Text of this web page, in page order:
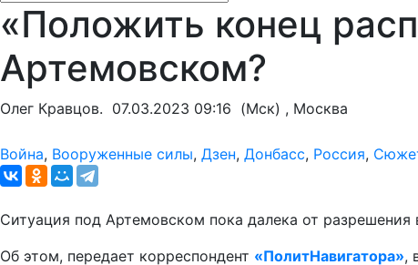
«Положить конец
Артемовском?
Олег Кравцов. 07.03.2023 09:16 (Мск) , Москва
Война, Вооруженные силы, Дзен, Донбасс, Россия,
Ситуация под Артемовском пока далека от
Об этом, передает корреспондент «ПолитНавигатора»,